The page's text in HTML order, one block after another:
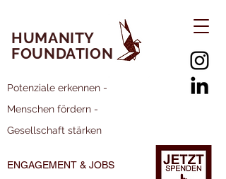
Potenziale erkennen -
Menschen fördern -
Gesellschaft stärken
HUMANITY
FOUNDATION
ENGAGEMENT & JOBS